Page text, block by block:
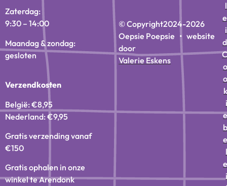
Zaterdag:
9:30 – 14:00
Maandag & zondag:
gesloten
Verzendkosten
België: €8,95
Nederland: €9,95
Gratis verzending vanaf
€150
Gratis ophalen in onze
winkel te Arendonk
© Copyright2024-2026
Oepsie Poepsie • website
door
Valerie Eskens
l
e
i
d
C
o
o
k
i
e
b
e
l
e
i